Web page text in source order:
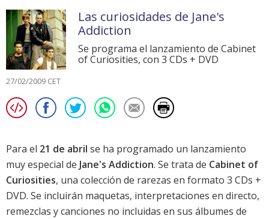
Las curiosidades de Jane's
Addiction
Se programa el lanzamiento de Cabinet
of Curiosities, con 3 CDs + DVD
27/02/2009 CET
Para el 21 de abril se ha programado un lanzamiento
muy especial de Jane's Addiction. Se trata de Cabinet of
Curiosities, una colección de rarezas en formato 3 CDs +
DVD. Se incluirán maquetas, interpretaciones en directo,
remezclas y canciones no incluidas en sus álbumes de